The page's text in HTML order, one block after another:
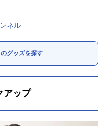
ネル
のグッズを探す
アップ